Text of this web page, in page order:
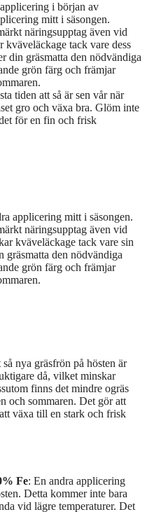
i början av
mitt i säsongen.
näringsupptag även vid
kväveläckage tack vare dess
din gräsmatta den nödvändiga
grön färg och främjar
tiden att så är sen vår när
gro och växa bra. Glöm inte
för en fin och frisk
applicering mitt i säsongen.
näringsupptag även vid
kväveläckage tack vare sin
den nödvändiga
grön färg och främjar
så nya gräsfrön på hösten är
då, vilket minskar
finns det mindre ogräs
och sommaren. Det gör att
växa till en stark och frisk
Fe: En andra applicering
Detta kommer inte bara
vid lägre temperaturer. Det